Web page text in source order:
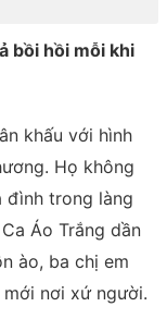
bồi hồi mỗi khi
khấu với hình
Họ không
đình trong làng
Áo Trắng dần
ào, ba chị em
nơi xứ người.